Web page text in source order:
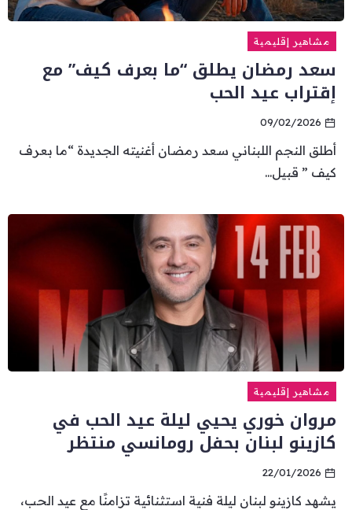
مشاهير إقليمية
سعد رمضان يطلق “ما بعرف كيف” مع
إقتراب عيد الحب
09/02/2026
أطلق النجم اللبناني سعد رمضان أغنيته الجديدة “ما بعرف
كيف ” قبيل...
مشاهير إقليمية
مروان خوري يحيي ليلة عيد الحب في
كازينو لبنان بحفل رومانسي منتظر
22/01/2026
يشهد كازينو لبنان ليلة فنية استثنائية تزامنًا مع عيد الحب،